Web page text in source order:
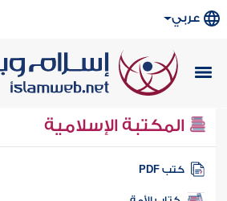
عربي
المكتبة الإسلامية
كتب PDF